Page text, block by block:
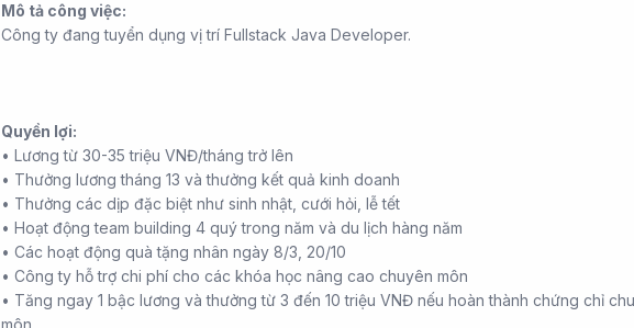
Mô tả công việc:
Công ty đang tuyển dụng vị trí Fullstack Java Developer.
Quyền lợi:
• Lương từ 30-35 triệu VNĐ/tháng trở lên
• Thưởng lương tháng 13 và thưởng kết quả kinh doanh
• Thưởng các dịp đặc biệt như sinh nhật, cưới hỏi, lễ tết
• Hoạt động team building 4 quý trong năm và du lịch hàng năm
• Các hoạt động quà tặng nhân ngày 8/3, 20/10
• Công ty hỗ trợ chi phí cho các khóa học nâng cao chuyên môn
• Tăng ngay 1 bậc lương và thưởng từ 3 đến 10 triệu VNĐ nếu hoàn thành chứng chỉ
môn.